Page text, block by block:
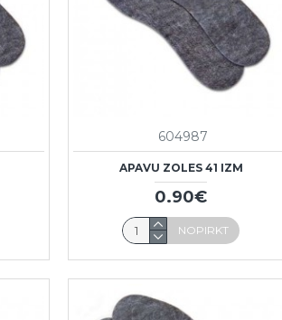
604987
APAVU ZOLES 41 IZM
0.90€
NOPIRKT